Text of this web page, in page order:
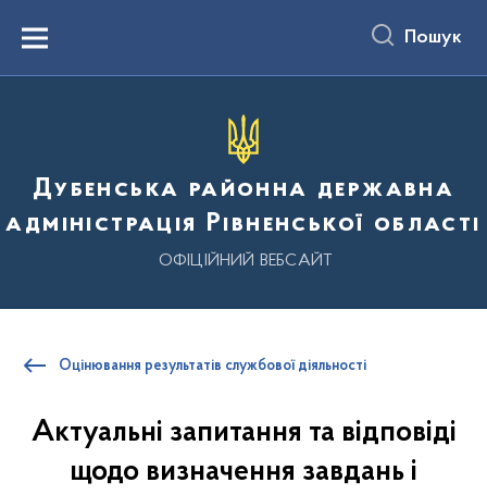
вмістуMenu Пошук
Дубенська районна державна
адміністрація Рівненської області
ОФІЦІЙНИЙ ВЕБСАЙТ
Оцінювання результатів службової діяльності
Актуальні запитання та відповіді
щодо визначення завдань і